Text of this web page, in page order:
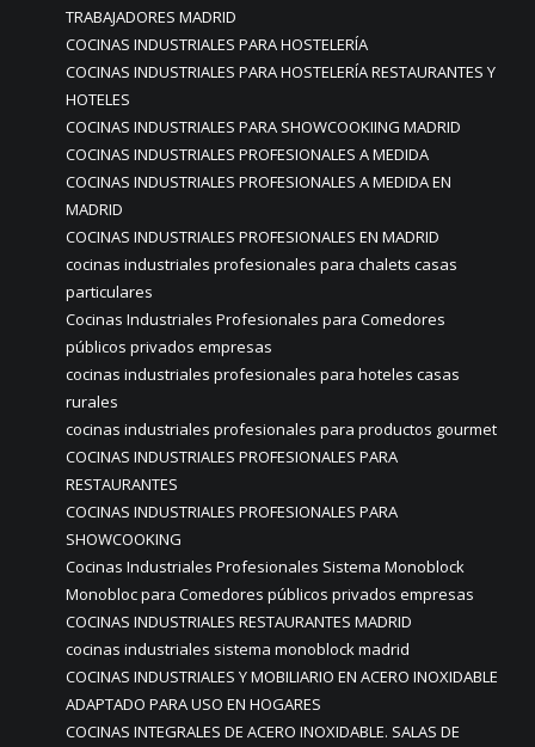
TRABAJADORES MADRID
COCINAS INDUSTRIALES PARA HOSTELERÍA
COCINAS INDUSTRIALES PARA HOSTELERÍA RESTAURANTES Y
HOTELES
COCINAS INDUSTRIALES PARA SHOWCOOKIING MADRID
COCINAS INDUSTRIALES PROFESIONALES A MEDIDA
COCINAS INDUSTRIALES PROFESIONALES A MEDIDA EN
MADRID
COCINAS INDUSTRIALES PROFESIONALES EN MADRID
cocinas industriales profesionales para chalets casas
particulares
Cocinas Industriales Profesionales para Comedores
públicos privados empresas
cocinas industriales profesionales para hoteles casas
rurales
cocinas industriales profesionales para productos gourmet
COCINAS INDUSTRIALES PROFESIONALES PARA
RESTAURANTES
COCINAS INDUSTRIALES PROFESIONALES PARA
SHOWCOOKING
Cocinas Industriales Profesionales Sistema Monoblock
Monobloc para Comedores públicos privados empresas
COCINAS INDUSTRIALES RESTAURANTES MADRID
cocinas industriales sistema monoblock madrid
COCINAS INDUSTRIALES Y MOBILIARIO EN ACERO INOXIDABLE
ADAPTADO PARA USO EN HOGARES
COCINAS INTEGRALES DE ACERO INOXIDABLE. SALAS DE